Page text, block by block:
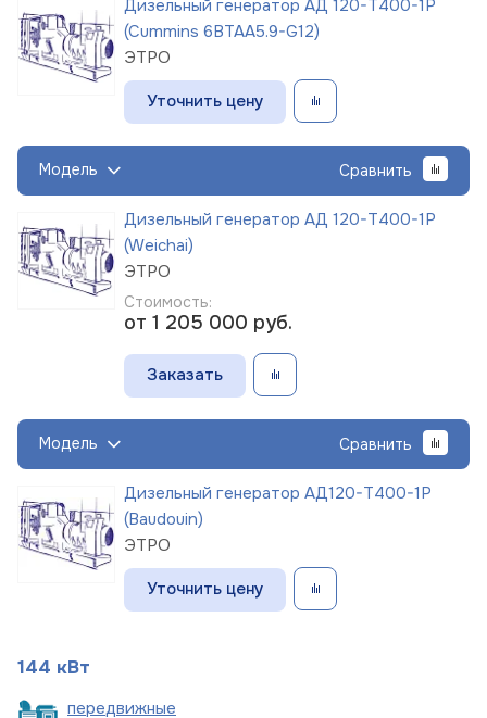
Дизельный генератор АД 120-Т400-1Р
(Cummins 6BTAA5.9-G12)
ЭТРО
Уточнить цену
Модель Сравнить
Дизельный генератор АД 120-Т400-1Р
(Weichai)
ЭТРО
Стоимость:
от 1 205 000 руб.
Заказать
Модель Сравнить
Дизельный генератор АД120-Т400-1Р
(Baudouin)
ЭТРО
Уточнить цену
144 кВт
передвижные